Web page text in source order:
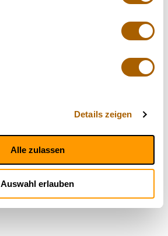
Details zeigen
Alle zulassen
Auswahl erlauben